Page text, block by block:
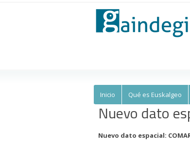
Euskalgeo
Inicio Qué es Euskalgeo
Nuevo dato
Nuevo dato espacial: